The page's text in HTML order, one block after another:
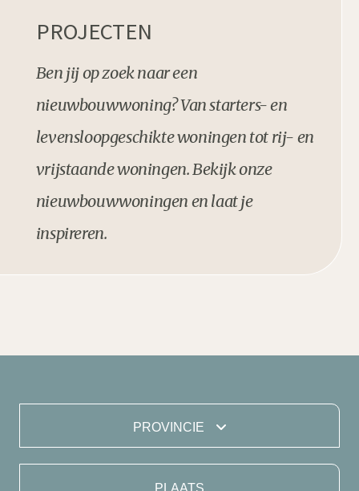
PROJECTEN
Ben jij op zoek naar een
nieuwbouwwoning? Van starters- en
levensloopgeschikte woningen tot rij- en
vrijstaande woningen. Bekijk onze
nieuwbouwwoningen en laat je
inspireren.
PROVINCIE